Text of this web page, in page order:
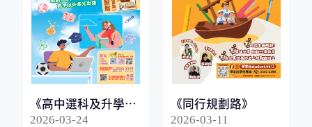
《高中選科及升學指
南2026》
2026-03-24
《同行規劃路》
2026-03-11